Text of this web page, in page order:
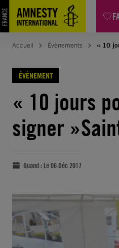
Accueil Évènements « 10
ÉVÈNEMENT
« 10 jours
signer
Quand : Le 06 Déc 2017